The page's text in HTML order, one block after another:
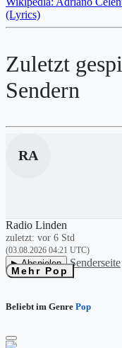
(Lyrics)
Zuletzt
Sendern
RA
Radio Linden
zuletzt: vor 6 Std
(03.08.2026 04:21 UTC)
▶ Abspielen Senderseite
Mehr Pop
Beliebt im Genre Pop